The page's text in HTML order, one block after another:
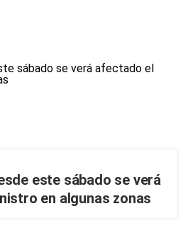
este sábado se verá
en algunas zonas